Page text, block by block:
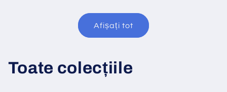
Afișați tot
Toate colecțiile